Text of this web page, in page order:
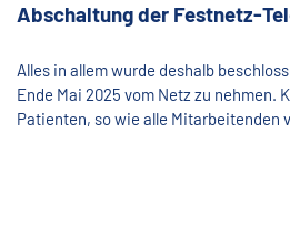
Abschaltung der Festnetz-
Alles in allem wurde deshalb
Ende Mai 2025 vom Netz zu nehmen.
Patienten, so wie alle Mitarbeitenden